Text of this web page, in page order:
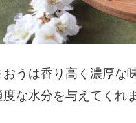
うは香り高く濃厚な
な水分を与えてくれま